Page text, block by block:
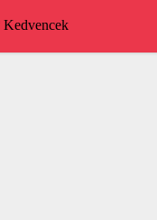
Kedvencek